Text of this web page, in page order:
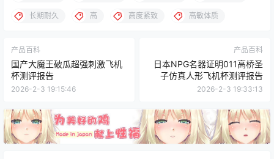
长期耐久 高 高度紧致 高敏体质
产品百科
国产大魔王破瓜超强刺激飞机
杯测评报告
2026-2-3 19:15:46
产品百科
日本NPG名器证明011高桥圣
子仿真人形飞机杯测评报告
2026-2-3 19:33:13